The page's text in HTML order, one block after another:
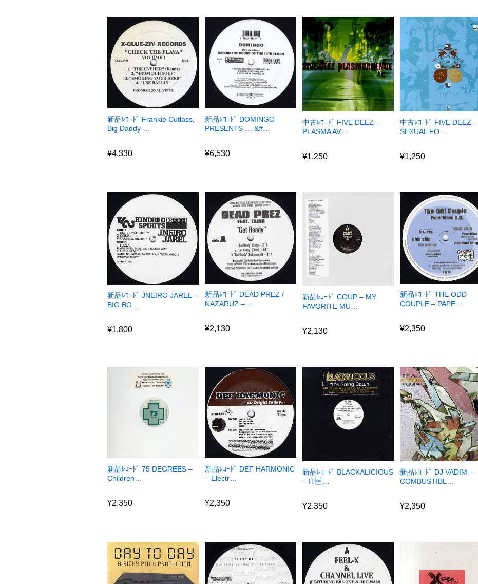
新品ﾚｺｰﾄﾞ Frankie Cutlass,
Big Daddy …
¥4,330
新品ﾚｺｰﾄﾞ DOMINGO
PRESENTS … &#…
¥6,530
中古ﾚｺｰﾄﾞ FIVE DEEZ –
PLASMA AV…
¥1,250
中古ﾚｺｰﾄﾞ FIVE DEEZ –
SEXUAL FO…
¥1,250
新品ﾚｺｰﾄﾞ JNEIRO JAREL –
BIG BO…
¥1,800
新品ﾚｺｰﾄﾞ DEAD PREZ /
NAZARUZ –…
¥2,130
新品ﾚｺｰﾄﾞ COUP – MY
FAVORITE MU…
¥2,130
新品ﾚｺｰﾄﾞ THE ODD
COUPLE – PAPE…
¥2,350
新品ﾚｺｰﾄﾞ 75 DEGREES –
Children…
¥2,350
新品ﾚｺｰﾄﾞ DEF HARMONIC
– Electr…
¥2,350
新品ﾚｺｰﾄﾞ BLACKALICIOUS
– IT…
¥2,350
新品ﾚｺｰﾄﾞ DJ VADIM –
COMBUSTIBL…
¥2,350